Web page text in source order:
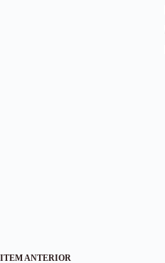
ITEM ANTERIOR